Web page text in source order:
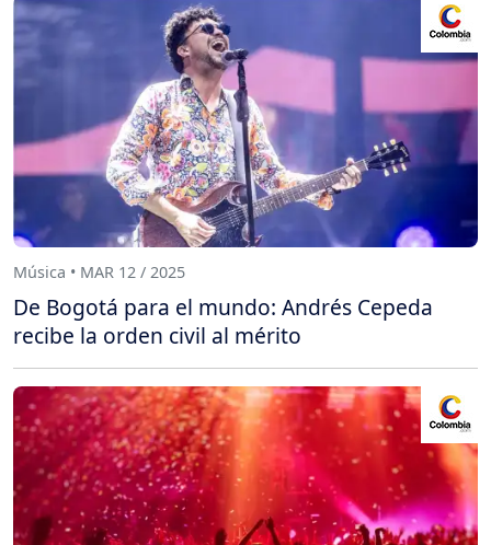
Música • MAR 12 / 2025
De Bogotá para el mundo: Andrés Cepeda
recibe la orden civil al mérito